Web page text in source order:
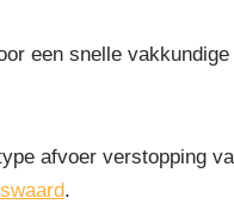
een snelle
afvoer verstopping
.